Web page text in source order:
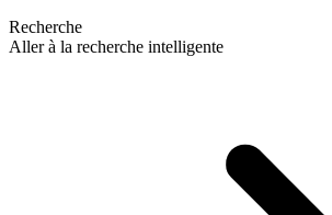
Recherche
Aller à la recherche intelligente